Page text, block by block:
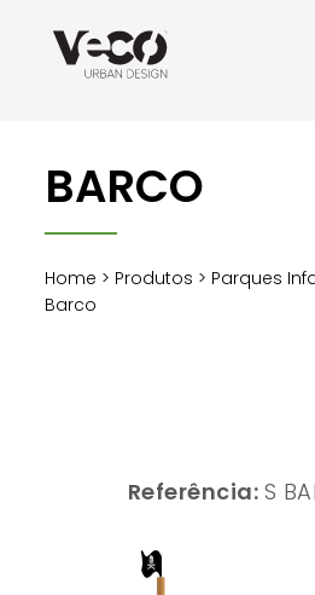
BARCO
Home > Produtos > Parques
Barco
Referência: S